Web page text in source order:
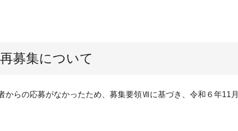
募集について
らの応募がなかったため、募集要領Ⅶに基づき、令和６年11